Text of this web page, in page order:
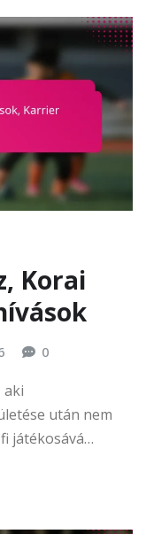
Korai
0
aki
után nem
játékosává…